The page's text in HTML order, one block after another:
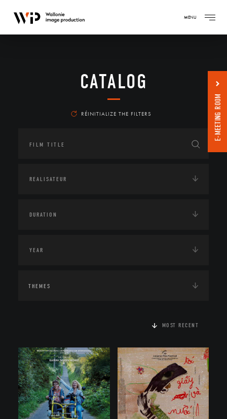
MENU
CATALOG
RÉINITIALIZE THE FILTERS
THEMES
MOST RECENT
E-MEETING ROOM